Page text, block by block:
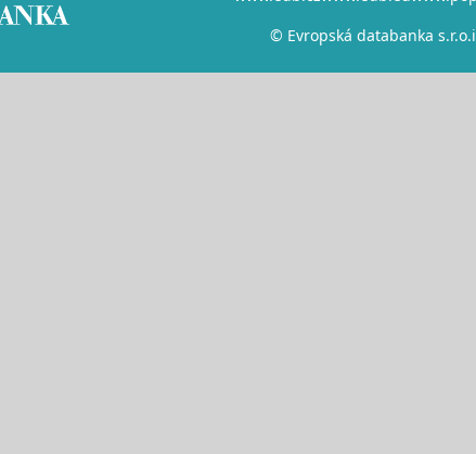
© Evropská databanka s.r.o.